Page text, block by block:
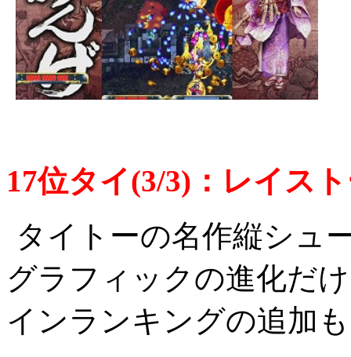
17位タイ(3/3)：レイ
タイトーの名作縦シュ
グラフィックの進化だ
インランキングの追加